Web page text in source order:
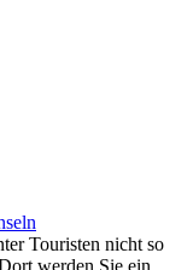
Touristen nicht so
werden Sie ein